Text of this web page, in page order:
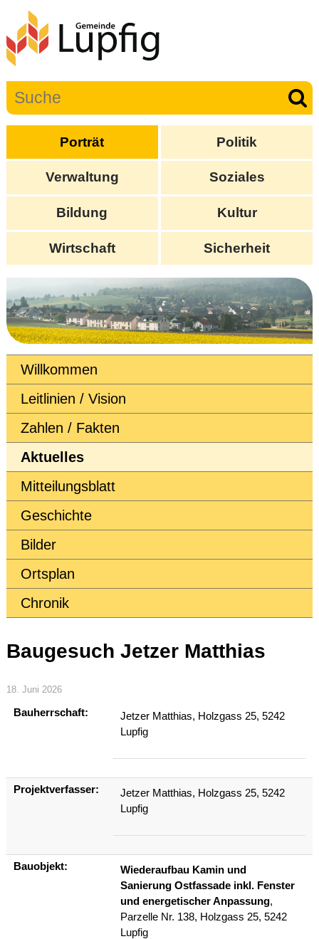
Porträt Politik
Verwaltung Soziales
Bildung Kultur
Wirtschaft Sicherheit
Willkommen
Leitlinien / Vision
Zahlen / Fakten
Aktuelles
Mitteilungsblatt
Geschichte
Bilder
Ortsplan
Chronik
Baugesuch Jetzer Matthias
18. Juni 2026
Bauherrschaft:
Jetzer Matthias, Holzgass 25, 5242
Lupfig
Projektverfasser:
Jetzer Matthias, Holzgass 25, 5242
Lupfig
Bauobjekt:
Wiederaufbau Kamin und
Sanierung Ostfassade inkl. Fenster
und energetischer Anpassung,
Parzelle Nr. 138, Holzgass 25, 5242
Lupfig